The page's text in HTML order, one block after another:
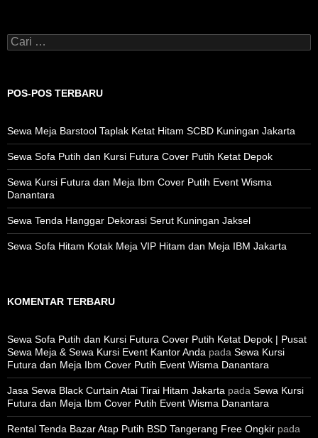
Cari
untuk:
POS-POS TERBARU
Sewa Meja Barstool Taplak Ketat Hitam SCBD Kuningan Jakarta
Sewa Sofa Putih dan Kursi Futura Cover Putih Ketat Depok
Sewa Kursi Futura dan Meja Ibm Cover Putih Event Wisma
Danantara
Sewa Tenda Hanggar Dekorasi Serut Kuningan Jaksel
Sewa Sofa Hitam Kotak Meja VIP Hitam dan Meja IBM Jakarta
KOMENTAR TERBARU
Sewa Sofa Putih dan Kursi Futura Cover Putih Ketat Depok | Pusat
Sewa Meja & Sewa Kursi Event Kantor Anda pada Sewa Kursi
Futura dan Meja Ibm Cover Putih Event Wisma Danantara
Jasa Sewa Black Curtain Atai Tirai Hitam Jakarta pada Sewa Kursi
Futura dan Meja Ibm Cover Putih Event Wisma Danantara
Rental Tenda Bazar Atap Putih BSD Tangerang Free Ongkir pada